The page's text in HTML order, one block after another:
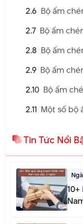
2.6 Bộ ấm
2.7 Bộ ấm
2.8 Bộ ấm
2.9 Bộ ấm
2.10 Bộ ấm
2.11 Một số bộ
Tin Tức Nổi